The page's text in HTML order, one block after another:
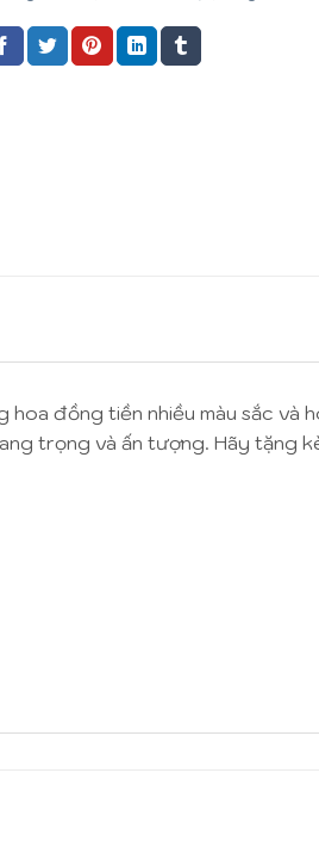
đồng tiền nhiều màu sắc và
trọng và ấn tượng. Hãy tặng